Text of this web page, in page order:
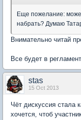
Еще пожелание:
набрать? Думаю
Внимательно читай
Все будет в
stas
15 Oct 2013
Чёт дискуссия стала
хочется, чтоб